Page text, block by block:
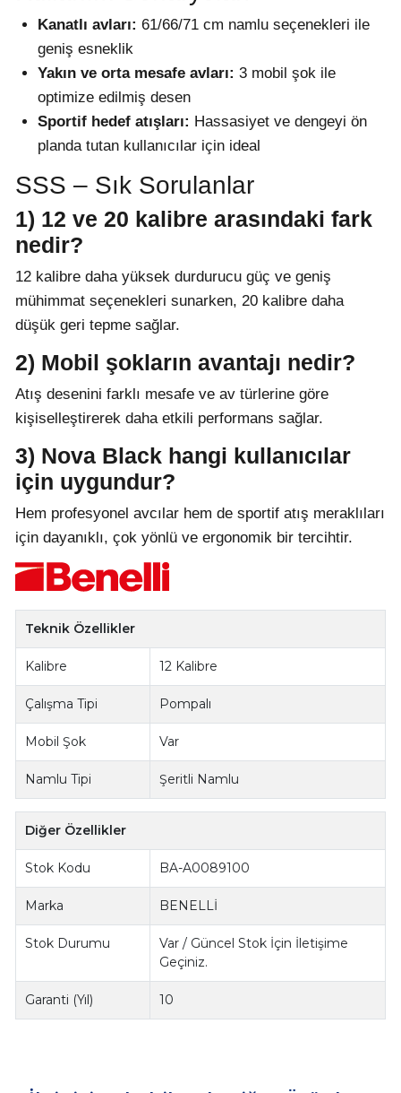
Kanatlı avları: 61/66/71 cm namlu seçenekleri ile
geniş esneklik
Yakın ve orta mesafe avları: 3 mobil şok ile
optimize edilmiş desen
Sportif hedef atışları: Hassasiyet ve dengeyi ön
planda tutan kullanıcılar için ideal
SSS – Sık Sorulanlar
1) 12 ve 20 kalibre arasındaki fark
nedir?
12 kalibre daha yüksek durdurucu güç ve geniş
mühimmat seçenekleri sunarken, 20 kalibre daha
düşük geri tepme sağlar.
2) Mobil şokların avantajı nedir?
Atış desenini farklı mesafe ve av türlerine göre
kişiselleştirerek daha etkili performans sağlar.
3) Nova Black hangi kullanıcılar
için uygundur?
Hem profesyonel avcılar hem de sportif atış meraklıları
için dayanıklı, çok yönlü ve ergonomik bir tercihtir.
Teknik Özellikler
Kalibre 12 Kalibre
Çalışma Tipi Pompalı
Mobil Şok Var
Namlu Tipi Şeritli Namlu
Diğer Özellikler
Stok Kodu BA-A0089100
Marka BENELLİ
Stok Durumu
Var / Güncel Stok İçin İletişime
Geçiniz.
Garanti (Yıl) 10